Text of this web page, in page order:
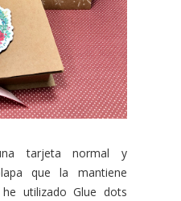
tarjeta normal y
que la mantiene
utilizado Glue dots